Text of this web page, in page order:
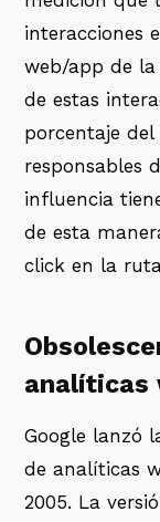
interacciones
web/app de
de estas
porcentaje del
responsables
influencia
de esta
click en la
analíticas
Google lanzó
de analíticas
2005. La